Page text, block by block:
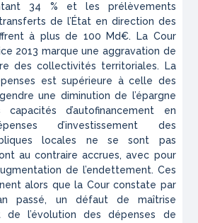
34 % et les prélèvements
de l’État en direction des
à plus de 100 Md€. La Cour
2013 marque une aggravation de
des collectivités territoriales. La
est supérieure à celle des
une diminution de l’épargne
d’autofinancement en
d’investissement des
locales ne se sont pas
au contraire accrues, avec pour
de l’endettement. Ces
alors que la Cour constate par
passé, un défaut de maîtrise
de l’évolution des dépenses de